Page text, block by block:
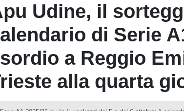
Udine, il
di Serie
a Reggio
alla quarta